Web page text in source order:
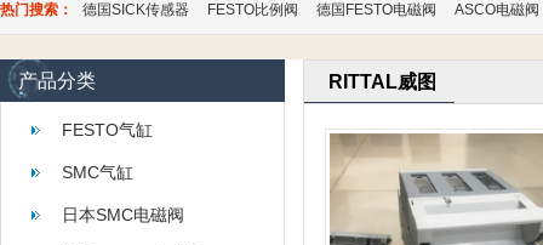
热门搜索： 德国SICK传感器 FESTO比例阀 德国FESTO电磁阀 ASCO电磁阀
产品分类
FESTO气缸
SMC气缸
日本SMC电磁阀
RITTAL威图